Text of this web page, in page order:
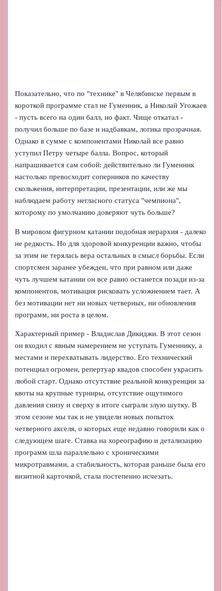
Показательно, что по "технике" в Челябинске первым в
короткой программе стал не Гуменник, а Николай Угожаев
- пусть всего на один балл, но факт. Чище откатал -
получил больше по базе и надбавкам, логика прозрачная.
Однако в сумме с компонентами Николай все равно
уступил Петру четыре балла. Вопрос, который
напрашивается сам собой: действительно ли Гуменник
настолько превосходит соперников по качеству
скольжения, интерпретации, презентации, или же мы
наблюдаем работу негласного статуса "чемпиона",
которому по умолчанию доверяют чуть больше?
В мировом фигурном катании подобная иерархия - далеко
не редкость. Но для здоровой конкуренции важно, чтобы
за этим не терялась вера остальных в смысл борьбы. Если
спортсмен заранее убежден, что при равном или даже
чуть лучшем катании он все равно останется позади из-за
компонентов, мотивация рисковать усложнением тает. А
без мотивации нет ни новых четверных, ни обновления
программ, ни роста в целом.
Характерный пример - Владислав Дикиджи. В этот сезон
он входил с явным намерением не уступать Гуменнику, а
местами и перехватывать лидерство. Его технический
потенциал огромен, репертуар квадов способен украсить
любой старт. Однако отсутствие реальной конкуренции за
квоты на крупные турниры, отсутствие ощутимого
давления снизу и сверху в итоге сыграли злую шутку. В
этом сезоне мы так и не увидели новых попыток
четверного акселя, о которых еще недавно говорили как о
следующем шаге. Ставка на хореографию и детализацию
программ шла параллельно с хроническими
микротравмами, а стабильность, которая раньше была его
визитной карточкой, стала постепенно исчезать.